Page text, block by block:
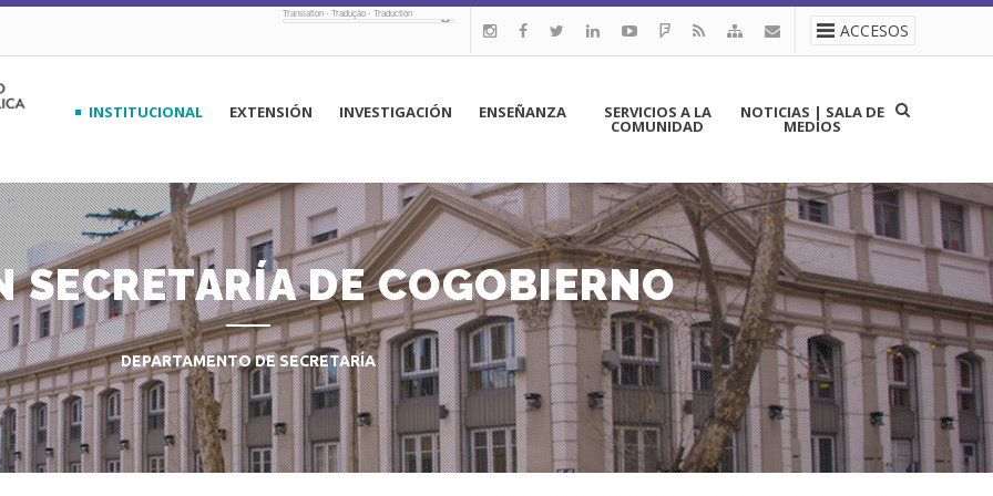
ACCESOS
Translation - Tradução - Traduction
principal
INSTITUCIONAL EXTENSIÓN INVESTIGACIÓN ENSEÑANZA SERVICIOS A LA
COMUNIDAD
NOTICIAS | SALA DE
MEDIOS
SECRETARÍA DE COGOBIERNO
DEPARTAMENTO DE SECRETARÍA